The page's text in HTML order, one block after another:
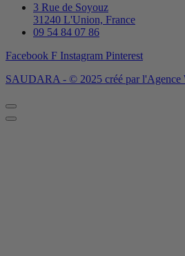
3 Rue de Soyouz
31240 L'Union, France
09 54 84 07 86
Facebook F Instagram Pinterest
SAUDARA - © 2025 créé par l'Agence